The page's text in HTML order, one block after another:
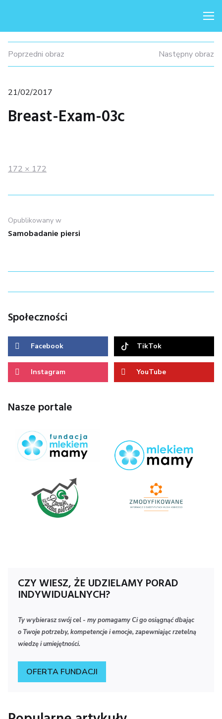
Poprzedni obraz Następny obraz
Posted
21/02/2017
Breast-Exam-03c
Full
172 × 172
Nawigacja
wpisu
Opublikowany w
Samobadanie piersi
Społeczności
Facebook TikTok
Instagram YouTube
Nasze portale
CZY WIESZ, ŻE UDZIELAMY PORAD
INDYWIDUALNYCH?
Ty wybierasz swój cel - my pomagamy Ci go osiągnąć dbając
o Twoje potrzeby, kompetencje i emocje, zapewniając rzetelną
wiedzę i umiejętności.
OFERTA FUNDACJI